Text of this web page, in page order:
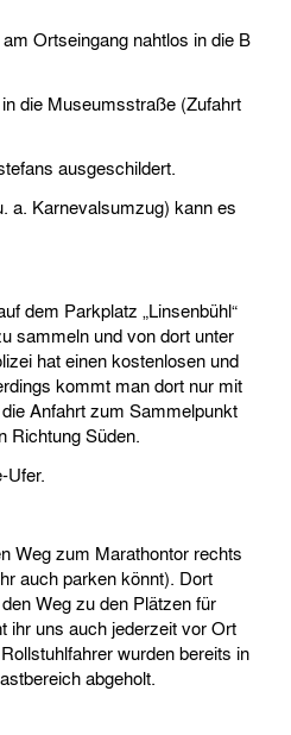
Ortseingang nahtlos in die B
Museumsstraße (Zufahrt
ausgeschildert.
a. Karnevalsumzug) kann es
dem Parkplatz „Linsenbühl“
sammeln und von dort unter
hat einen kostenlosen und
kommt man dort nur mit
Anfahrt zum Sammelpunkt
Richtung Süden.
Ufer.
Weg zum Marathontor rechts
auch parken könnt). Dort
Weg zu den Plätzen für
ihr uns auch jederzeit vor Ort
wurden bereits in
abgeholt.